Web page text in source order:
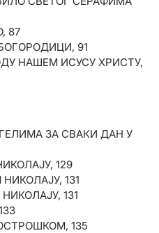
И ВАСПИТАЧЕ,
ПОМИСЛИ, 191
СТРАСТИ ПИЈАНСТВА,
195
196
202
203
ЗЛИМ ДУХОВИМА,
205
87
91
НАШЕМ ИСУСУ ХРИСТУ,
ЗА СВАКИ ДАН У
129
131
131
135